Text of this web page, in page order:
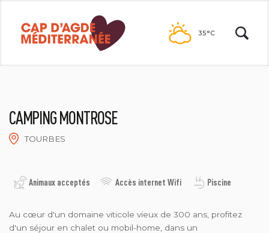
contenu
35°C
CAMPING MONTROSE
TOURBES
Animaux acceptés Accès internet Wifi Piscine
Au cœur d'un domaine viticole vieux de 300 ans, profitez
d'un séjour en chalet ou mobil-home, dans un